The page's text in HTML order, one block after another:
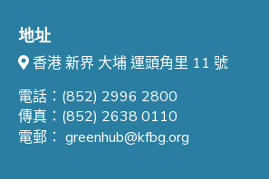
地址
香港 新界 大埔 運頭角里 11 號
電話：(852) 2996 2800
傳真：(852) 2638 0110
電郵： greenhub@kfbg.org